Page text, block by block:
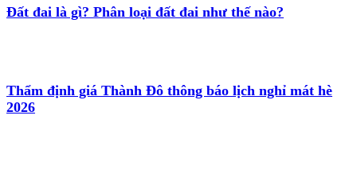
Đất đai là gì? Phân loại đất đai như thế nào?
Thẩm định giá Thành Đô thông báo lịch nghỉ mát hè
2026